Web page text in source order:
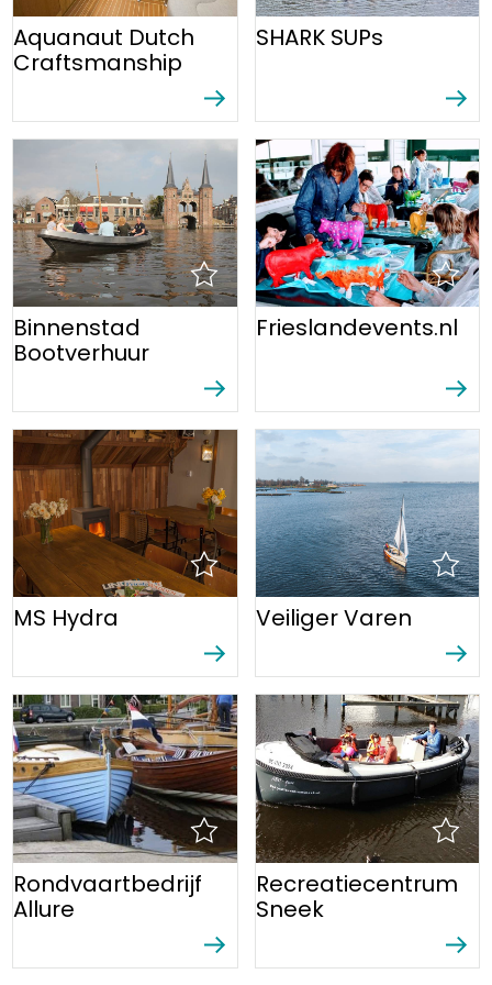
Aquanaut Dutch
Craftsmanship
SHARK SUPs
Binnenstad
Bootverhuur
Frieslandevents.nl
MS Hydra Veiliger Varen
Rondvaartbedrijf
Allure
Recreatiecentrum
Sneek